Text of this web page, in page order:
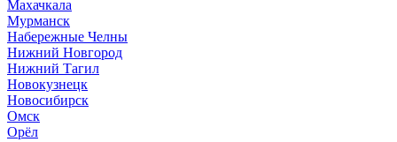
Махачкала
Мурманск
Набережные Челны
Нижний Новгород
Нижний Тагил
Новокузнецк
Новосибирск
Омск
Орёл